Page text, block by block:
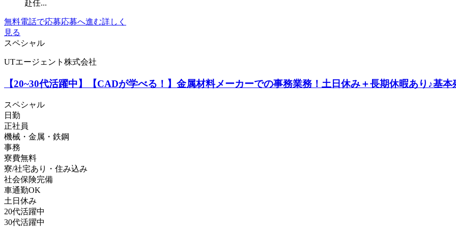
赴任...
無料電話で応募応募へ進む詳しく
見る
スペシャル
UTエージェント株式会社
【20~30代活躍中】【CADが学べる！】金属材料メーカーでの事務業務！土日休み＋長期休暇あり♪基本
スペシャル
日勤
正社員
機械・金属・鉄鋼
事務
寮費無料
寮/社宅あり・住み込み
社会保険完備
車通勤OK
土日休み
20代活躍中
30代活躍中